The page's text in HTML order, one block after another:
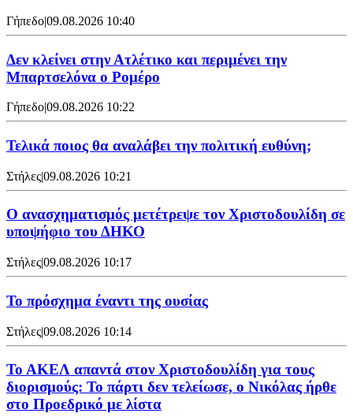
Γήπεδο|09.08.2026 10:40
Δεν κλείνει στην Ατλέτικο και περιμένει την
Μπαρτσελόνα ο Ρομέρο
Γήπεδο|09.08.2026 10:22
Τελικά ποιος θα αναλάβει την πολιτική ευθύνη;
Στήλες|09.08.2026 10:21
Ο ανασχηματισμός μετέτρεψε τον Χριστοδουλίδη σε
υποψήφιο του ΔΗΚΟ
Στήλες|09.08.2026 10:17
Το πρόσχημα έναντι της ουσίας
Στήλες|09.08.2026 10:14
Το ΑΚΕΛ απαντά στον Χριστοδουλίδη για τους
διορισμούς: Το πάρτι δεν τελείωσε, ο Νικόλας ήρθε
στο Προεδρικό με λίστα